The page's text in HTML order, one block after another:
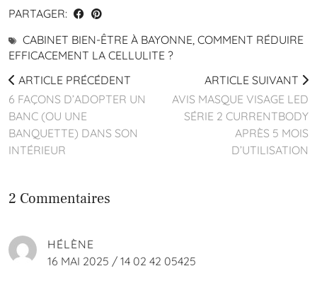
PARTAGER:
CABINET BIEN-ÊTRE À BAYONNE COMMENT RÉDUIRE
EFFICACEMENT LA CELLULITE ?
ARTICLE PRÉCÉDENT
6 FAÇONS D’ADOPTER UN
BANC (OU UNE
BANQUETTE) DANS SON
INTÉRIEUR
ARTICLE SUIVANT
AVIS MASQUE VISAGE LED
SÉRIE 2 CURRENTBODY
APRÈS 5 MOIS
D’UTILISATION
2 Commentaires
HÉLÈNE
16 MAI 2025 / 14 02 42 05425